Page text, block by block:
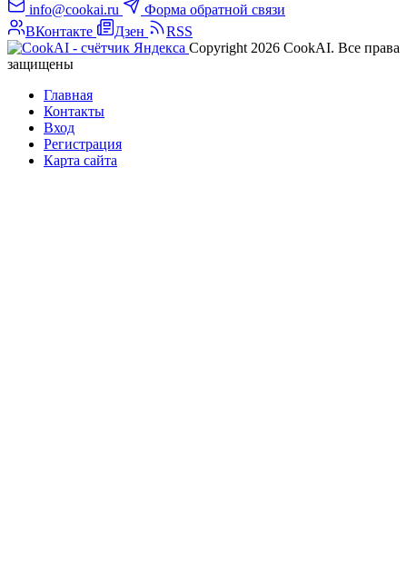
info@cookai.ru
Форма обратной связи
ВКонтакте
Дзен
RSS
Copyright 2026 CookAI. Все права
защищены
Главная
Контакты
Вход
Регистрация
Карта сайта